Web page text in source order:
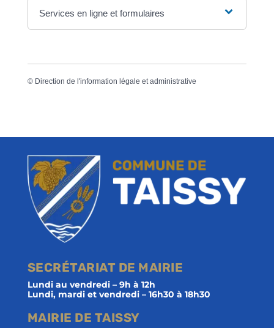
Services en ligne et formulaires
© Direction de l'information légale et administrative
SECRÉTARIAT DE MAIRIE
Lundi au vendredi – 9h à 12h
Lundi, mardi et vendredi – 16h30 à 18h30
MAIRIE DE TAISSY